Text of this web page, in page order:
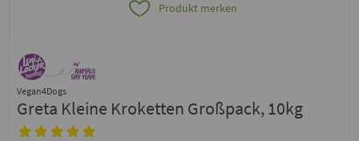
Produkt merken
Vegan4Dogs
Greta Kleine Kroketten Großpack, 10kg